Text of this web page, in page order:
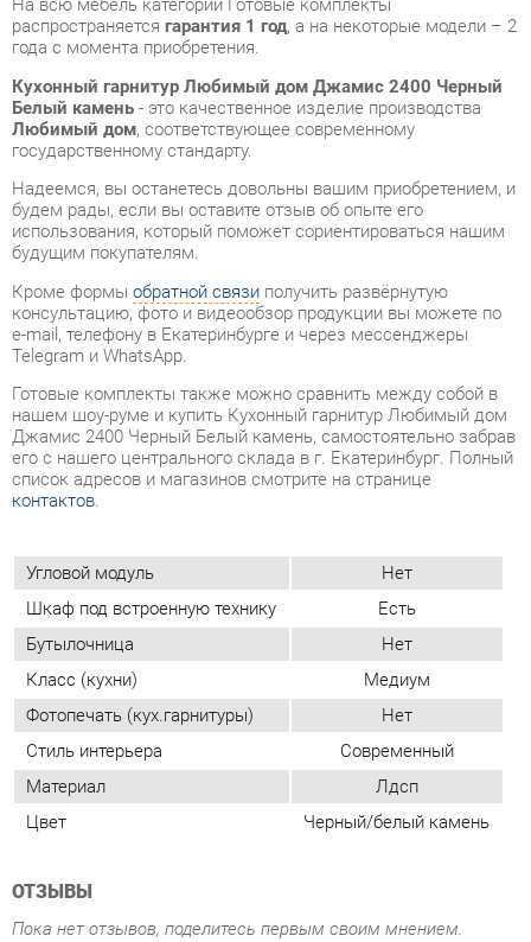
государственному стандарту.
Надеемся, вы останетесь довольны вашим приобретением, и
будем рады, если вы оставите отзыв об опыте его
использования, который поможет сориентироваться нашим
будущим покупателям.
Кроме формы обратной связиполучить развёрнутую
консультацию, фото и видеообзор продукции вы можете по
e-mail, телефону в Екатеринбурге и через мессенджеры
Telegram и WhatsApp.
Готовые комплекты также можно сравнить между собой в
нашем шоу-руме и купить Кухонный гарнитур Любимый дом
Джамис 2400 Черный Белый камень, самостоятельно забрав
его с нашего центрального склада в г. Екатеринбург. Полный
список адресов и магазинов смотрите на странице
контактов.
Угловой модуль Нет
Шкаф под встроенную технику
Есть
Бутылочница
Фотопечать (кух.гарнитуры)
Нет
Стиль интерьера
Современный
Материал
Лдсп
Цвет
Черный/белый камень
ОТЗЫВЫ
Пока нет отзывов, поделитесь первым своим мнением.
ДОБАВИТЬ ОТЗЫВ
ПОХОЖИЕ ТОВАРЫ